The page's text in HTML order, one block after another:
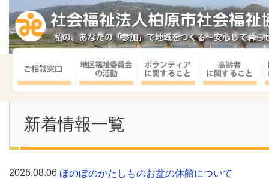
新着情報一覧
2026.08.06 ほのぼのかたしものお盆の休館について